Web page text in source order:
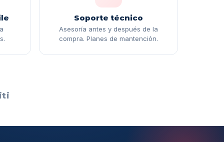
Soporte técnico
Asesoría antes y después de la
compra. Planes de mantención.